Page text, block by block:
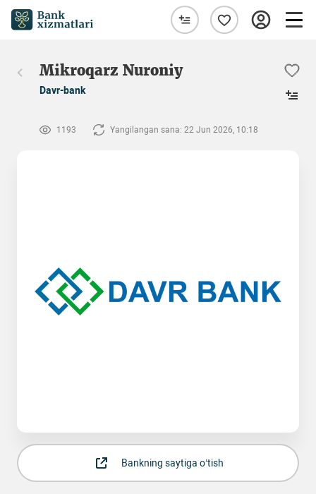
Mikroqarz Nuroniy
Davr-bank
1193 Yangilangan sana: 22 Jun 2026, 10:18
Bankning saytiga o‘tish